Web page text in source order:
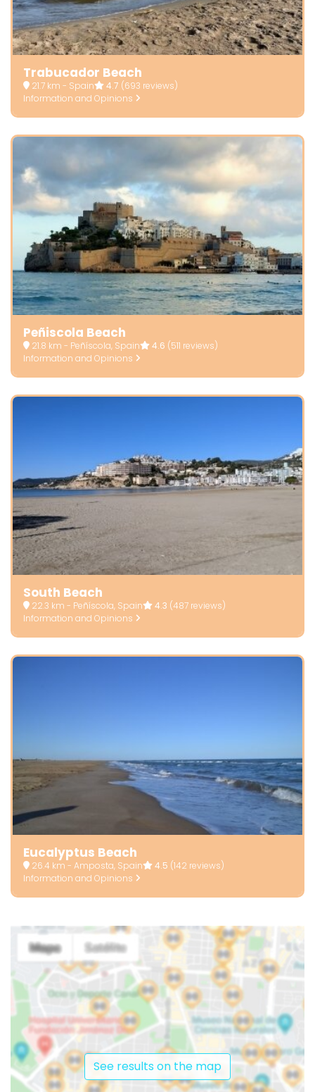
Trabucador Beach
21.7 km - Spain 4.7 (693 reviews)
Information and Opinions
Peñiscola Beach
21.8 km - Peñíscola, Spain 4.6 (511 reviews)
Information and Opinions
South Beach
22.3 km - Peñíscola, Spain 4.3 (487 reviews)
Information and Opinions
Eucalyptus Beach
26.4 km - Amposta, Spain 4.5 (142 reviews)
Information and Opinions
See results on the map